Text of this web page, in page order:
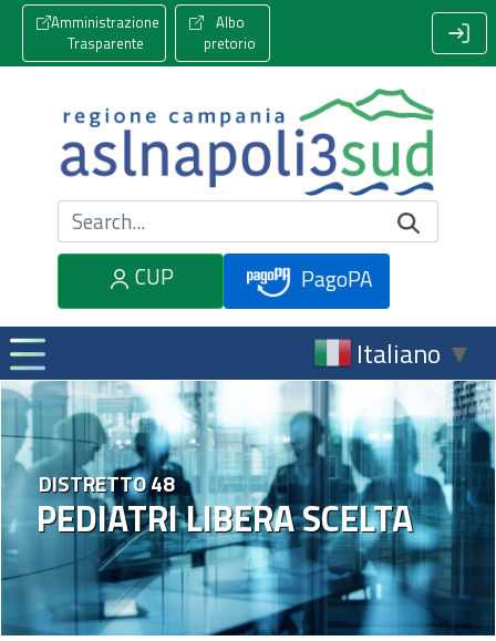
Amministrazione
Trasparente
Albo
pretorio
Cerca nel sito
CUP
PagoPA
Italiano ▼
PEDIATRI LIBERA SCELTA
DISTRETTO 48